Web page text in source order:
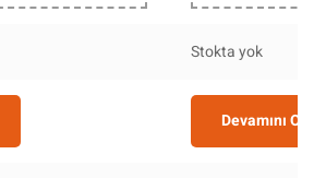
Stokta yok
Devamını